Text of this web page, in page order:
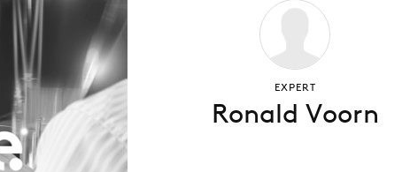
Purpose Marketing
Reputatie & crisis
EXPERT
Ronald Voorn